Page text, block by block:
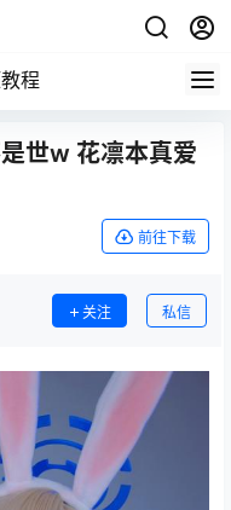
程
世w 花凛本真爱
前往下载
关注 私信